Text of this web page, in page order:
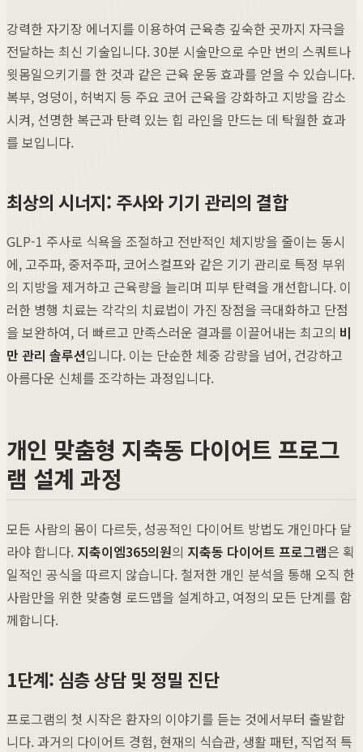
강력한 자기장 에너지를 이용하여 근육층 깊숙한 곳까지 자극을
전달하는 최신 기술입니다. 30분 시술만으로 수만 번의 스쿼트나
윗몸일으키기를 한 것과 같은 근육 운동 효과를 얻을 수 있습니다.
복부, 엉덩이, 허벅지 등 주요 코어 근육을 강화하고 지방을 감소
시켜, 선명한 복근과 탄력 있는 힙 라인을 만드는 데 탁월한 효과
를 보입니다.
최상의 시너지: 주사와 기기 관리의 결합
GLP-1 주사로 식욕을 조절하고 전반적인 체지방을 줄이는 동시
에, 고주파, 중저주파, 코어스컬프와 같은 기기 관리로 특정 부위
의 지방을 제거하고 근육량을 늘리며 피부 탄력을 개선합니다. 이
러한 병행 치료는 각각의 치료법이 가진 장점을 극대화하고 단점
을 보완하여, 더 빠르고 만족스러운 결과를 이끌어내는 최고의 비
만 관리 솔루션입니다. 이는 단순한 체중 감량을 넘어, 건강하고
아름다운 신체를 조각하는 과정입니다.
개인 맞춤형 지축동 다이어트 프로그
램 설계 과정
모든 사람의 몸이 다르듯, 성공적인 다이어트 방법도 개인마다 달
라야 합니다. 지축이엠365의원의 지축동 다이어트 프로그램은 획
일적인 공식을 따르지 않습니다. 철저한 개인 분석을 통해 오직 한
사람만을 위한 맞춤형 로드맵을 설계하고, 여정의 모든 단계를 함
께합니다.
1단계: 심층 상담 및 정밀 진단
프로그램의 첫 시작은 환자의 이야기를 듣는 것에서부터 출발합
니다. 과거의 다이어트 경험, 현재의 식습관, 생활 패턴, 직업적 특